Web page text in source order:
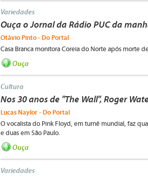
Variedades
Ouça o Jornal da Rádio PUC da
Otávio Pinto - Do Portal
Casa Branca monitora Coreia do Norte após morte
Ouça
Cultura
Nos 30 anos de "The Wall", Roger
Lucas Naylor - Do Portal
O vocalista do Pink Floyd, em turnê mundial, faz
e duas em São Paulo.
Ouça
Variedades